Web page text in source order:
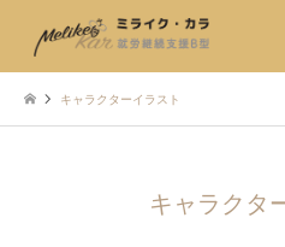
キャラクターイラスト
キャラクタ